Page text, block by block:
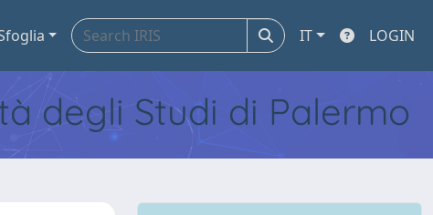
IT LOGIN
degli Studi di Palermo